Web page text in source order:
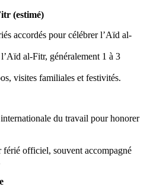
(estimé)
accordés pour célébrer l’Aïd al-
al-Fitr, généralement 1 à 3
visites familiales et festivités.
du travail pour honorer
férié officiel, souvent accompagné